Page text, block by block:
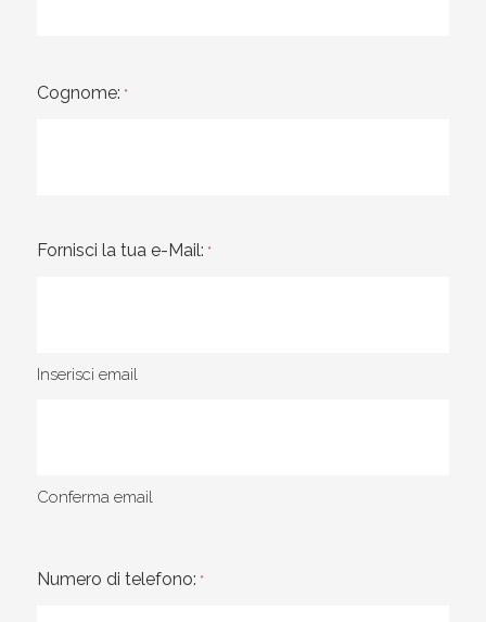
Cognome: *
Fornisci la tua e-Mail: *
Inserisci email
Conferma email
Numero di telefono: *